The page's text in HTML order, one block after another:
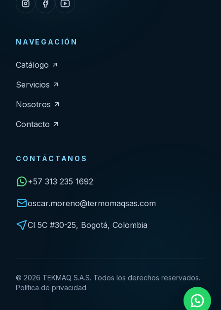
NAVEGACIÓN
Catálogo
Servicios
Nosotros
Contacto
CONTÁCTANOS
+57 313 235 1692
oscar.moreno@termomaqsas.com
Cl 5C #30-25, Bogotá, Colombia
© 2026 TEKMAQ S.A.S. Todos los derechos reservados.
Política de privacidad